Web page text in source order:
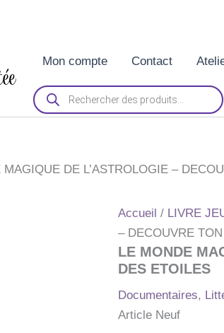
Mon compte Contact
Recherche
de
produits
MAGIQUE DE L’ASTROLOGIE –
Accueil / LIVRE
– DECOUVRE
LE MONDE
DES ETOILES
Documentaires,
Article Neuf